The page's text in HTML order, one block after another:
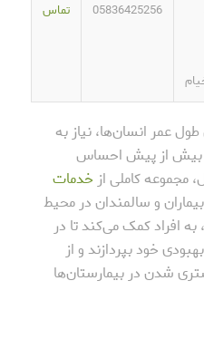
05836425256 تماس
عمر انسان‌ها، نیاز به
بیش از پیش احساس
مجموعه کاملی از خدمات
و سالمندان در محیط
افراد کمک می‌کند تا در
خود بپردازند و از
شدن در بیمارستان‌ها